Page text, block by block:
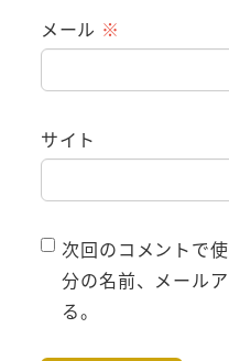
メール ※
サイト
次回のコメントで
分の名前、メール
る。